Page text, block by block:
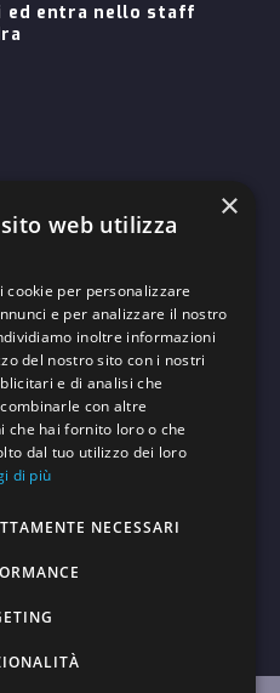
ed entra nello staff
×
web utilizza
cookie per personalizzare
e per analizzare il nostro
inoltre informazioni
del nostro sito con i nostri
e di analisi che
con altre
che hai fornito loro o che
dal tuo utilizzo dei loro
di più
NECESSARI